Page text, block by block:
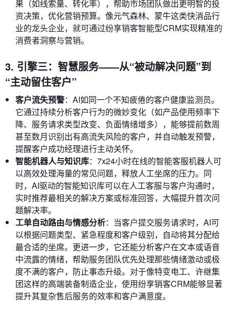
果（如线索量、转化率），帮助市场团队做出更明智的投
资决策，优化营销预算。像元气森林、蒙牛这类快消品行
业的龙头企业，就可通过纷享销客智能型CRM实现精准的
消费者洞察与营销。
3. 引擎三：智慧服务——从“被动解决问题”到
“主动留住客户”
客户流失预警：AI如同一个不知疲倦的客户健康监测员。
它通过持续分析客户行为的微妙变化（如产品使用频率下
降、服务请求类型改变、负面情绪增多），能够提前数周
甚至数月识别出有高流失风险的客户，并自动触发预警，
提醒客户成功经理进行主动关怀。
智能机器人与知识库：7x24小时在线的智能客服机器人可
以高效处理海量的常见问题，释放人工坐席的压力。同
时，AI驱动的智能知识库可以在人工客服与客户沟通时，
实时推荐最相关的解决方案或标准回答，大幅提升首次问
题解决率。
工单自动路由与情感分析：当客户提交服务请求时，AI可
以根据问题类型、紧急程度和客户级别，自动将其分配给
最合适的坐席。更进一步，它还能分析客户在文本或语音
中流露的情绪，帮助服务团队优先处理那些情绪激动或极
度不满的客户，防止事态升级。对于像特变电工、许继集
团这样的高端装备制造企业，使用纷享销客CRM能够显著
提升其复杂售后服务的效率和客户满意度。